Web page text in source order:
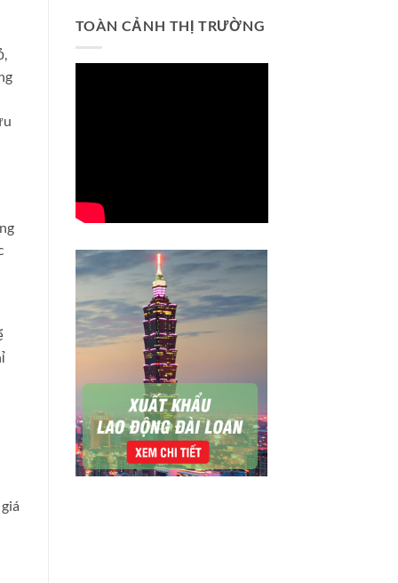
TOÀN CẢNH THỊ TRƯỜNG